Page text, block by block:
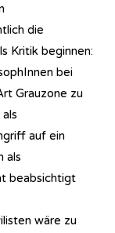
die
Kritik beginnen:
bei
Grauzone zu
auf ein
als
beabsichtigt
wäre zu